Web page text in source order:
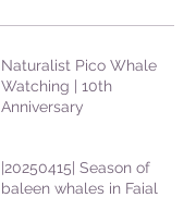
Naturalist Pico Whale
Watching | 10th
Anniversary
|20250415| Season of
baleen whales in Faial